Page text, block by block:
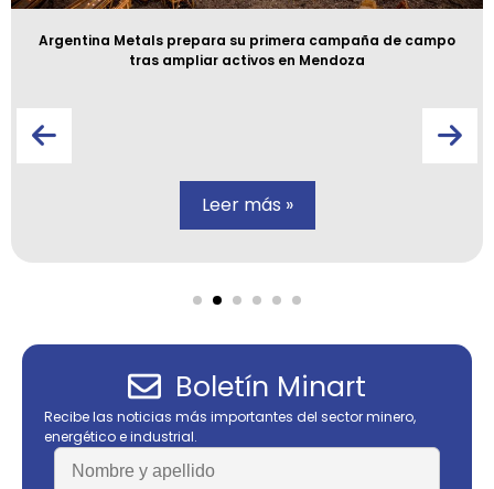
Argentina Metals prepara su primera campaña de campo
tras ampliar activos en Mendoza
Leer más »
Boletín Minart
Recibe las noticias más importantes del sector minero,
energético e industrial.